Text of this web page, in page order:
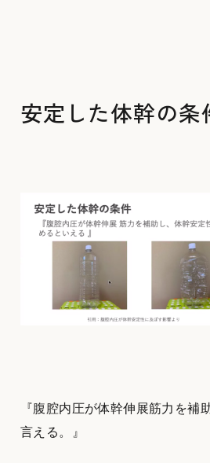
安定した体幹の条
『腹腔内圧が体幹伸展筋力を補
言える。』